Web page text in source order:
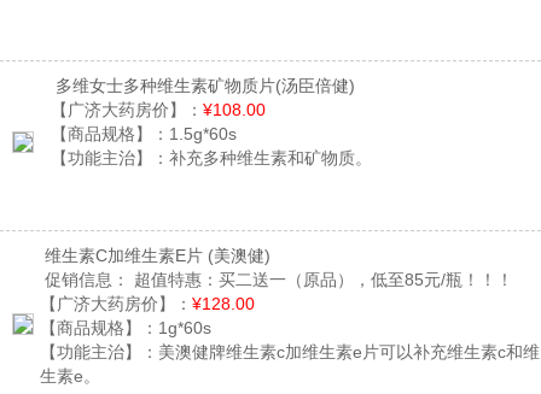
多维女士多种维生素矿物质片(汤臣倍健)
【广济大药房价】： ¥108.00
【商品规格】： 1.5g*60s
【功能主治】： 补充多种维生素和矿物质。
维生素C加维生素E片 (美澳健)
促销信息：
超值特惠：买二送一（原品），低至85元/瓶！！！
【广济大药房价】： ¥128.00
【商品规格】： 1g*60s
【功能主治】： 美澳健牌维生素c加维生素e片可以补充维生素c和维
生素e。